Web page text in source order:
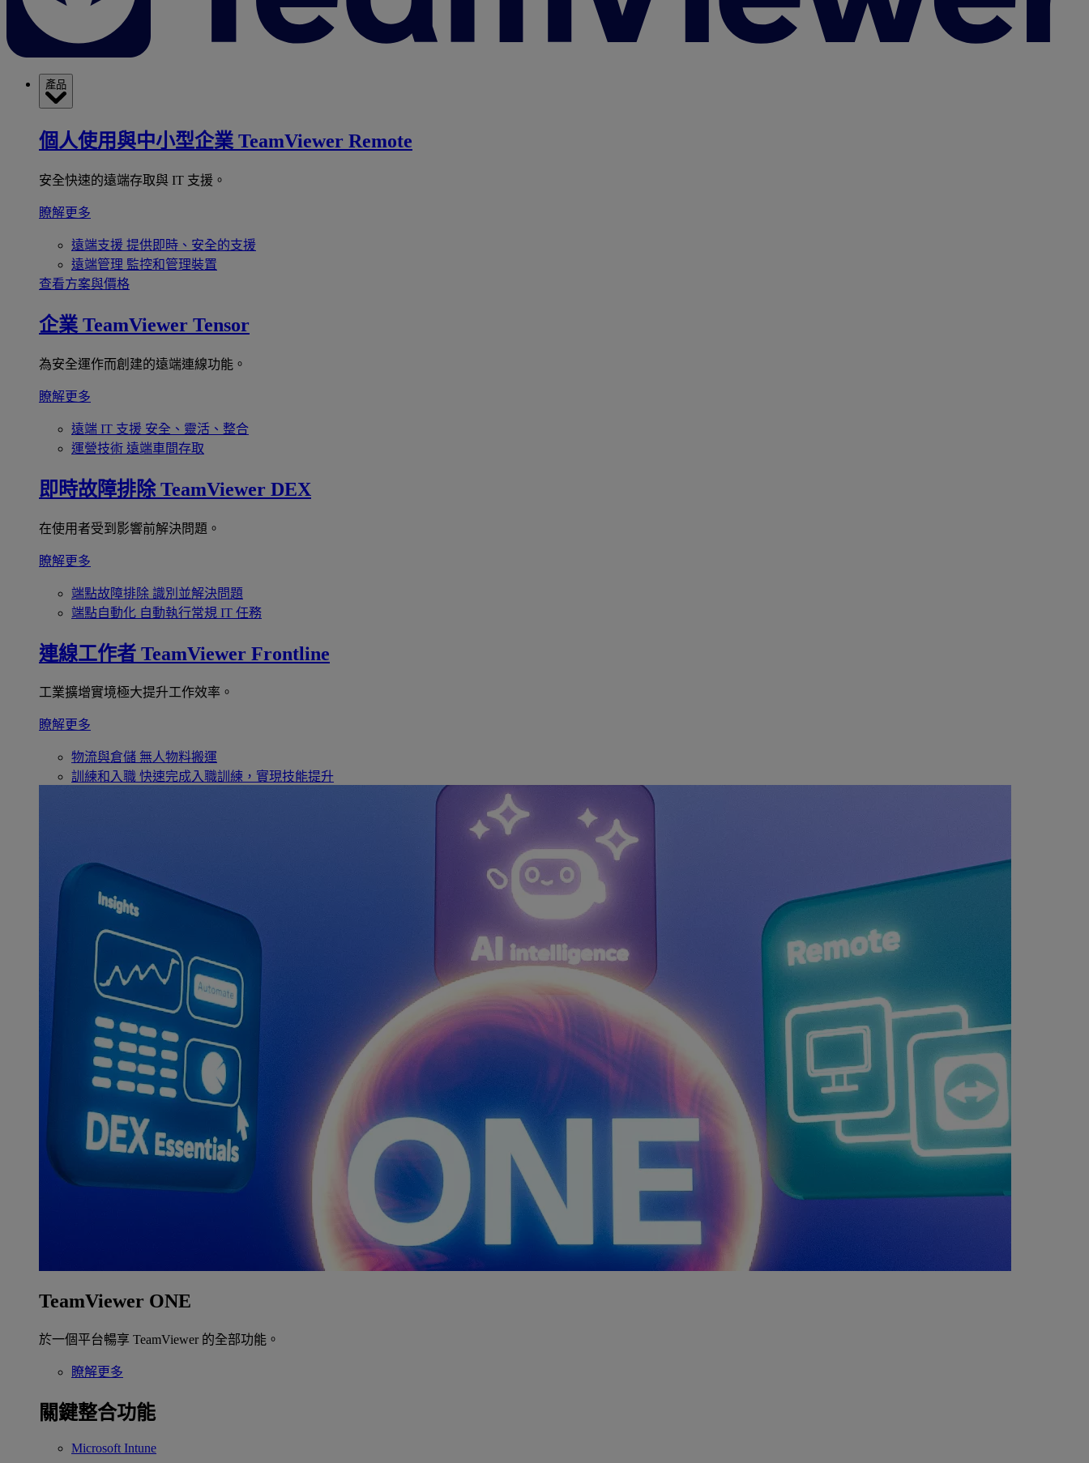
產品
個人使用與中小型企業 TeamViewer Remote
安全快速的遠端存取與 IT 支援。
瞭解更多
遠端支援 提供即時、安全的支援
遠端管理 監控和管理裝置
查看方案與價格
企業 TeamViewer Tensor
為安全運作而創建的遠端連線功能。
瞭解更多
遠端 IT 支援 安全、靈活、整合
運營技術 遠端車間存取
即時故障排除 TeamViewer DEX
在使用者受到影響前解決問題。
瞭解更多
端點故障排除 識別並解決問題
端點自動化 自動執行常規 IT 任務
連線工作者 TeamViewer Frontline
工業擴增實境極大提升工作效率。
瞭解更多
物流與倉儲 無人物料搬運
訓練和入職 快速完成入職訓練，實現技能提升
TeamViewer ONE
於一個平台暢享 TeamViewer 的全部功能。
瞭解更多
關鍵整合功能
Microsoft Intune